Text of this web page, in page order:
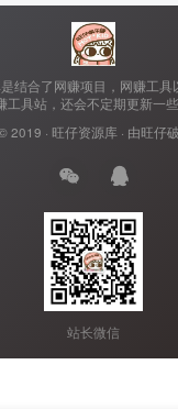
结合了网赚项目，网赚工具
工具站，还会不定期更新一
2019 · 旺仔资源库 · 由旺仔
站长微信